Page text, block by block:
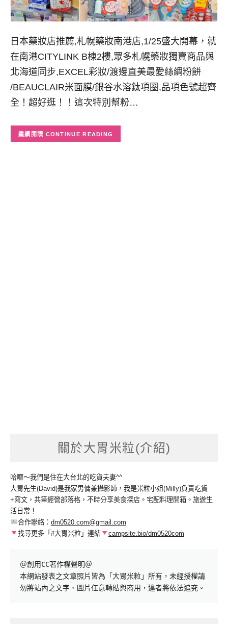
日本藥妝店推薦,札幌藥妝南港店,1/25盛大開幕，就
在南港CITYLINK B棟2樓,眾多札幌藥妝獨賣商品與
北海道同步,EXCEL彩妝/渡邊直美最愛絲綢粉餅
/BEAUCLAIR米面膜/銀谷水溶鈦項圈,品項色號超齊
全！超好逛！！這次特別幫粉…
CONTINUE READING
關於大胃米粒(介紹)
哈囉～我們是住在大台北的吃貨夫妻^^
大胃先生(David)是我家男傭兼攝影師，我是米粒小姐(Milly)負責吃貨
+寫文，共筆經營部落格，不時分享美食探店。宅配料理開箱。旅遊生
活日常！
合作聯絡： dm0520.com@gmail.com
找尋更多「#大胃米粒」連結
campsite.bio/dm0520com
＠創用CC著作權聲明＠
本網站發表之文章照片皆為「大胃米粒」所有，未經授權請
勿將站內之文字、圖片任意轉貼與商用，違者將依法追究。